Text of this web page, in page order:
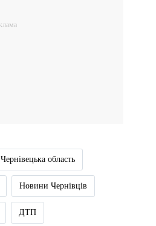
Чернівецька область
Новини Чернівців
ДТП